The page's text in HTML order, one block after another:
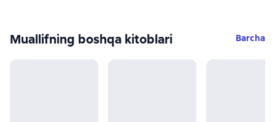
Muallifning boshqa kitoblari Barcha